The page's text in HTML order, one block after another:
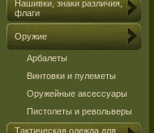
Нашивки, знаки различия,
флаги
Оружие
Арбалеты
Винтовки и пулеметы
Оружейные аксессуары
Пистолеты и револьверы
Тактическая одежда для